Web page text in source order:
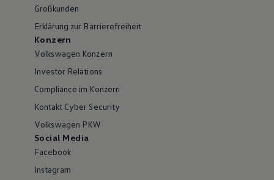
Großkunden
Erklärung zur Barrierefreiheit
Konzern
Volkswagen Konzern
Investor Relations
Compliance im Konzern
Kontakt Cyber Security
Volkswagen PKW
Social Media
Facebook
Instagram